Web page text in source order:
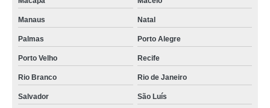
Manaus Natal
Palmas Porto Alegre
Porto Velho Recife
Rio Branco Rio de Janeiro
Salvador São Luís